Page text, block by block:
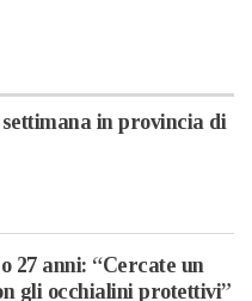
in provincia di
27 anni: “Cercate un
gli occhialini protettivi”